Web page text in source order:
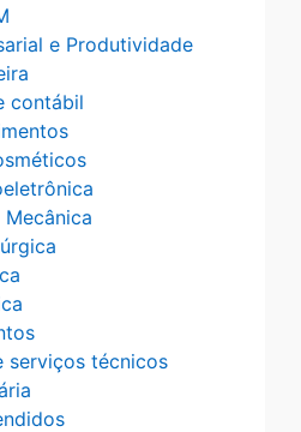
e Produtividade
contábil
serviços técnicos